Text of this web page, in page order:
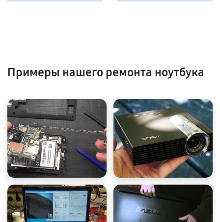
Примеры нашего ремонта ноутбука